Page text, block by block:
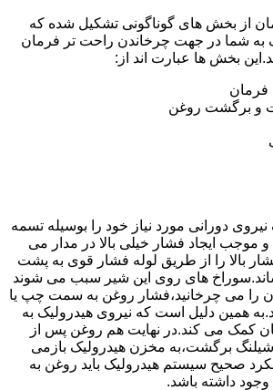
از بخش های گوناگونی تشکیل شده که
شما در جهت چرخاندن راحت تر فرمان
بخش ها عبارت اند از:
فرمان
و برگشت روغن
نیروی دورانی مورد نیاز خود را بوسیله تسمه
موجب ایجاد فشار خیلی بالا در مدار می
بالا را از طریق لوله فشار قوی به پشت
های روی این شیر سبب می شوند
را می چرخانید،فشار روغن به سمت چپ یا
همین دلیل است که نیروی هیدرولیک به
کمک می کند.در نهایت هم روغن پس از
برگشت،به مخزن هیدرولیک بازمی
صحیح سیستم هیدرولیک باید روغن به
داشته باشد.